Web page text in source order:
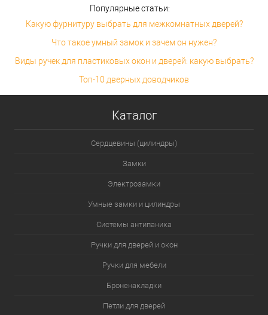
Популярные статьи:
Какую фурнитуру выбрать для межкомнатных дверей?
Что такое умный замок и зачем он нужен?
Виды ручек для пластиковых окон и дверей: какую выбрать?
Топ-10 дверных доводчиков
Каталог
Сердцевины (цилиндры)
Замки
Электрозамки
Умные замки и цилиндры
Системы антипаника
Ручки для дверей и окон
Ручки для мебели
Броненакладки
Петли для дверей